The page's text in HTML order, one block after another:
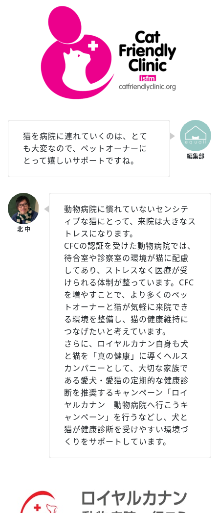
猫を病院に連れていくのは、とて
も大変なので、ペットオーナーに
とって嬉しいサポートですね。
動物病院に慣れていないセンシテ
ィブな猫にとって、来院は大きなス
トレスになります。
CFCの認証を受けた動物病院では、
待合室や診察室の環境が猫に配慮
してあり、ストレスなく医療が受
けられる体制が整っています。CFC
を増やすことで、より多くのペッ
トオーナーと猫が気軽に来院でき
る環境を整備し、猫の健康維持に
つなげたいと考えています。
さらに、ロイヤルカナン自身も犬
と猫を「真の健康」に導くヘルス
カンパニーとして、大切な家族で
ある愛犬・愛猫の定期的な健康診
断を推奨するキャンペーン「ロイ
ヤルカナン 動物病院へ行こうキ
ャンペーン」を行うなどし、犬と
猫が健康診断を受けやすい環境づ
くりをサポートしています。